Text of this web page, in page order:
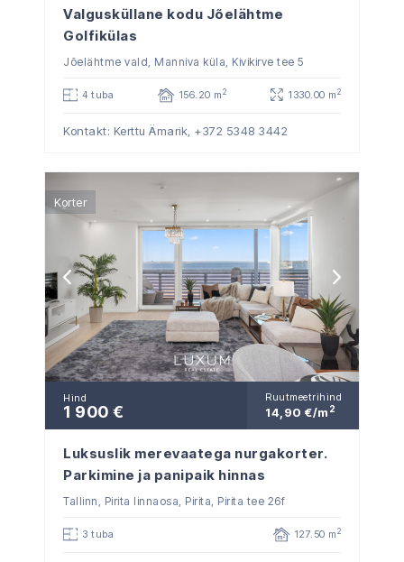
Valgusküllane kodu Jõelähtme
Golfikülas
Jõelähtme vald, Manniva küla, Kivikirve tee 5
4 tuba 156.20 m 2 1330.00 m 2
Kontakt: Kerttu Ämarik, +372 5348 3442
Korter
Hind
1 900 €
Ruutmeetrihind
14,90 €/m 2
Luksuslik merevaatega nurgakorter.
Parkimine ja panipaik hinnas
Tallinn, Pirita linnaosa, Pirita, Pirita tee 26f
3 tuba 127.50 m 2